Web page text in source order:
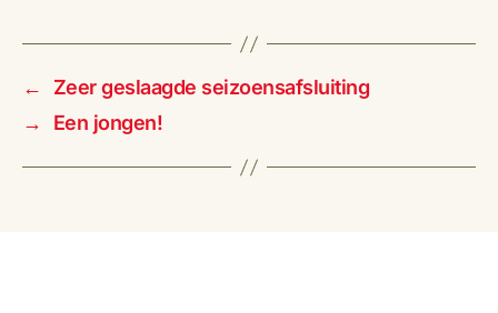
←
Zeer geslaagde seizoensafsluiting
→
Een jongen!